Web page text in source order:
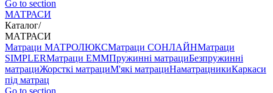
Go to section
МАТРАСИ
Каталог/
МАТРАСИ
Матраци МАТРОЛЮКСМатраци СОНЛАЙНМатраци
SIMPLERМатраци ЕММПружинні матрациБезпружинні
матрациЖорсткі матрациМ'які матрациНаматрацникиКаркаси
під матрац
Go to section